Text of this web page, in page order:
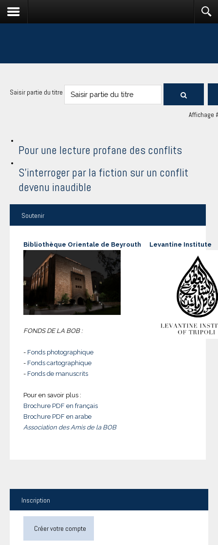
Saisir partie du titre
Affichage
Pour une lecture profane des conflits
S'interroger par la fiction sur un conflit
devenu inaudible
Soutenir
Bibliothèque Orientale de Beyrouth
FONDS DE LA BOB :
- Fonds photographique
- Fonds cartographique
- Fonds de manuscrits
Pour en savoir plus :
Brochure PDF en français
Brochure PDF en arabe
Association des Amis de la BOB
Levantine Institute
Inscription
Créer votre compte